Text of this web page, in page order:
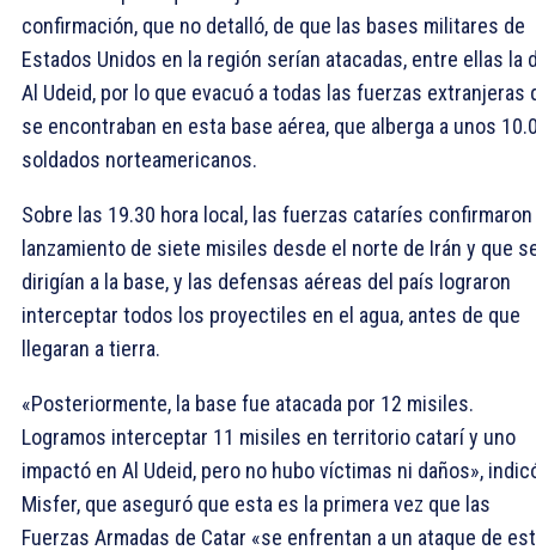
confirmación, que no detalló, de que las bases militares de
Estados Unidos en la región serían atacadas, entre ellas la
Al Udeid, por lo que evacuó a todas las fuerzas extranjeras
se encontraban en esta base aérea, que alberga a unos
soldados norteamericanos.
Sobre las 19.30 hora local, las fuerzas cataríes
lanzamiento de siete misiles desde el norte de Irán y que
dirigían a la base, y las defensas aéreas del país lograron
interceptar todos los proyectiles en el agua, antes de que
llegaran a tierra.
«Posteriormente, la base fue atacada por 12 misiles.
Logramos interceptar 11 misiles en territorio catarí y uno
impactó en Al Udeid, pero no hubo víctimas ni daños»,
Misfer, que aseguró que esta es la primera vez que las
Fuerzas Armadas de Catar «se enfrentan a un ataque de